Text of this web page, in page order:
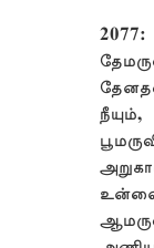
2077:
நீயும்,